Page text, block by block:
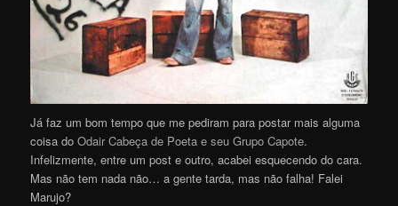
Já faz um bom tempo que me pediram para postar mais alguma
coisa doOdair Cabeça de Poeta e seu Grupo Capote.
Infelizmente, entre um post e outro, acabei esquecendo do cara.
Mas não tem nada não… a gente tarda, mas não falha! Falei
Marujo?